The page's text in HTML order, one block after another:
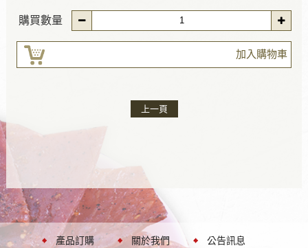
購買數量
加入購物車
上一頁
產品訂購 關於我們 公告訊息